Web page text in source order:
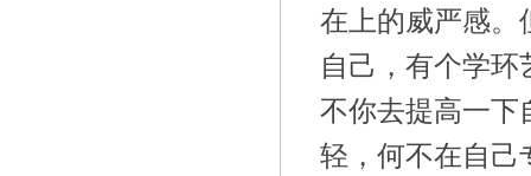
在上的威严感。
自己，有个学
不你去提高一下
轻，何不在自己